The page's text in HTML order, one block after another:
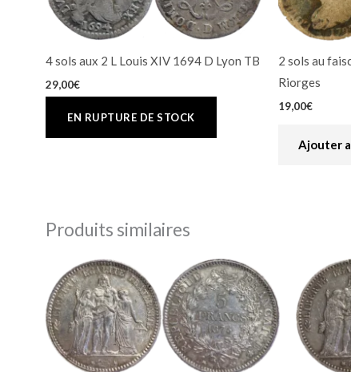
4 sols aux 2 L Louis XIV 1694 D Lyon TB
29,00€
2 sols au
Riorges
19,00€
Ajouter
Produits similaires